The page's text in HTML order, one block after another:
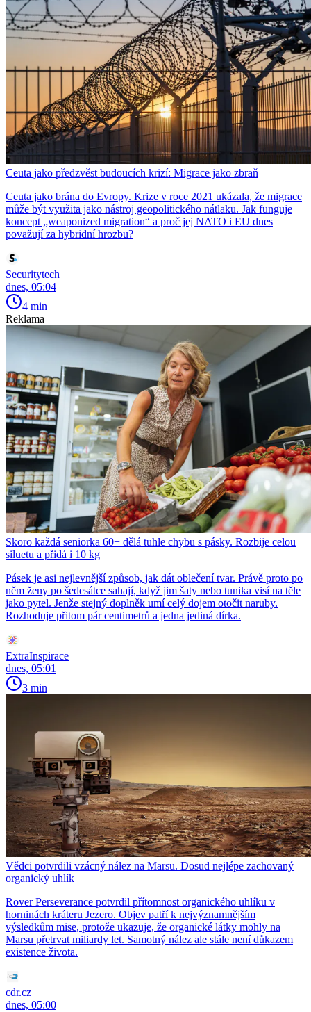
Ceuta jako předzvěst budoucích krizí: Migrace jako zbraň
Ceuta jako brána do Evropy. Krize v roce 2021 ukázala, že migrace
může být využita jako nástroj geopolitického nátlaku. Jak funguje
koncept „weaponized migration“ a proč jej NATO i EU dnes
považují za hybridní hrozbu?
Securitytech
dnes, 05:04
4 min
Reklama
Skoro každá seniorka 60+ dělá tuhle chybu s pásky. Rozbije celou
siluetu a přidá i 10 kg
Pásek je asi nejlevnější způsob, jak dát oblečení tvar. Právě proto po
něm ženy po šedesátce sahají, když jim šaty nebo tunika visí na těle
jako pytel. Jenže stejný doplněk umí celý dojem otočit naruby.
Rozhoduje přitom pár centimetrů a jedna jediná dírka.
ExtraInspirace
dnes, 05:01
3 min
Vědci potvrdili vzácný nález na Marsu. Dosud nejlépe zachovaný
organický uhlík
Rover Perseverance potvrdil přítomnost organického uhlíku v
horninách kráteru Jezero. Objev patří k nejvýznamnějším
výsledkům mise, protože ukazuje, že organické látky mohly na
Marsu přetrvat miliardy let. Samotný nález ale stále není důkazem
existence života.
cdr.cz
dnes, 05:00